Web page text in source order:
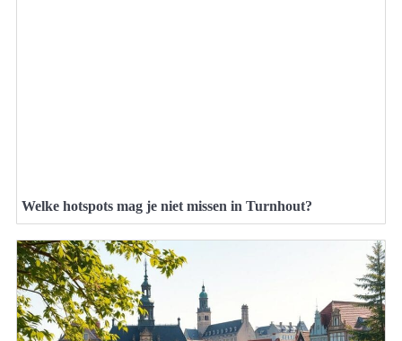
Welke hotspots mag je niet missen in Turnhout?